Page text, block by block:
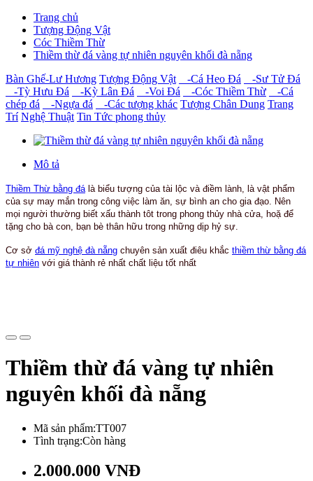
Trang chủ
Tượng Động Vật
Cóc Thiềm Thừ
Thiềm thừ đá vàng tự nhiên nguyên khối đà nẵng
Bàn Ghế-Lư Hương Tượng Động Vật -Cá Heo Đá
-Sư Tử Đá
-Tỳ Hưu Đá
-Kỳ Lân Đá -Voi Đá -Cóc Thiềm Thừ
-Cá
chép đá
-Ngựa đá -Các tượng khác Tượng Chân Dung Trang
Trí Nghệ Thuật Tin Tức phong thủy
Mô tả
Thiềm Thừ bằng đálà biểu tượng của tài lộc và điềm lành, là vật phẩm
của sự may mắn trong công việc làm ăn, sự bình an cho gia đạo. Nên
mọi người thường biết xấu thành tôt trong phong thủy nhà cửa, hoặ để
tặng cho bà con, bạn bè thân hữu trong những dịp hỷ sự.
Cơ sở đá mỹ nghệ đà nẵng chuyên sản xuất điêu khắc thiềm thừ bằng đá
tự nhiên với giá thành rẻ nhất chất liệu tốt nhất
Thiềm thừ đá vàng tự nhiên
nguyên khối đà nẵng
Mã sản phẩm:TT007
Tình trạng:Còn hàng
2.000.000 VNĐ